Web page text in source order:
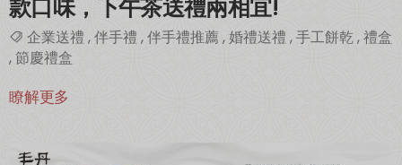
款口味，下午茶送禮兩相宜!
企業送禮 ,伴手禮 ,伴手禮推薦,婚禮送禮 ,手工餅乾,禮盒
,節慶禮盒
瞭解更多